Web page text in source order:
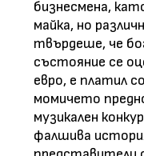
бизнесмена,
майка, но
твърдеше, че
състояние се
евро, е платил
момичето
музикален
фалшива